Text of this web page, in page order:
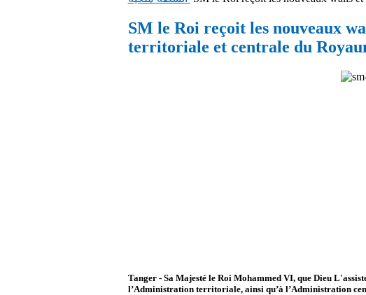
SM le Roi reçoit les nouveaux
territoriale et centrale du
Tanger - Sa Majesté le Roi Mohammed VI, que Dieu
l’Administration territoriale, ainsi qu’à l’Administration